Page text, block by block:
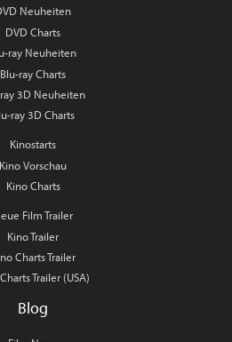
Neuheiten
DVD Charts
ray Neuheiten
Blu-ray Charts
3D Neuheiten
ray 3D Charts
Kinostarts
Kino Vorschau
Kino Charts
Film Trailer
Kino Trailer
Charts Trailer
Trailer (USA)
Blog